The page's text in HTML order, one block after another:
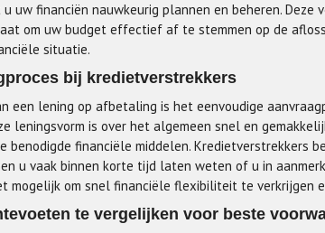
uw financiën nauwkeurig plannen en beheren. Deze
om uw budget effectief af te stemmen op de
situatie.
bij kredietverstrekkers
een lening op afbetaling is het eenvoudige
leningsvorm is over het algemeen snel en
benodigde financiële middelen. Kredietverstrekkers
u vaak binnen korte tijd laten weten of u in
mogelijk om snel financiële flexibiliteit te verkrijgen
te vergelijken voor beste